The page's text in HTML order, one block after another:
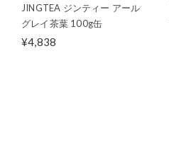
JINGTEA ジンティー アール
グレイ茶葉 100g缶
¥4,838